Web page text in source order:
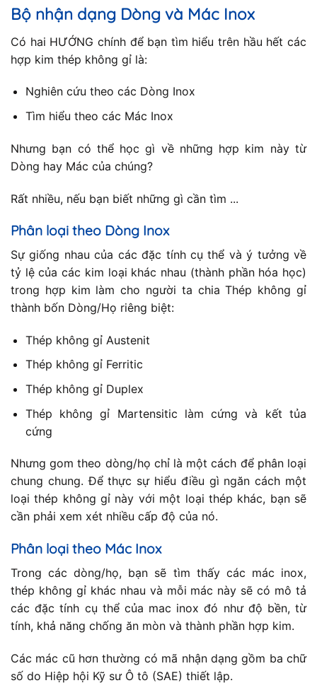
Bộ nhận dạng Dòng và Mác Inox
Có hai HƯỚNG chính để bạn tìm hiểu trên hầu hết các
hợp kim thép không gỉ là:
Nghiên cứu theo các Dòng Inox
Tìm hiểu theo các Mác Inox
Nhưng bạn có thể học gì về những hợp kim này từ
Dòng hay Mác của chúng?
Rất nhiều, nếu bạn biết những gì cần tìm ...
Phân loại theo Dòng Inox
Sự giống nhau của các đặc tính cụ thể và ý tưởng về
tỷ lệ của các kim loại khác nhau (thành phần hóa học)
trong hợp kim làm cho người ta chia Thép không gỉ
thành bốn Dòng/Họ riêng biệt:
Thép không gỉ Austenit
Thép không gỉ Ferritic
Thép không gỉ Duplex
Thép không gỉ Martensitic làm cứng và kết tủa
cứng
Nhưng gom theo dòng/họ chỉ là một cách để phân loại
chung chung. Để thực sự hiểu điều gì ngăn cách một
loại thép không gỉ này với một loại thép khác, bạn sẽ
cần phải xem xét nhiều cấp độ của nó.
Phân loại theo Mác Inox
Trong các dòng/họ, bạn sẽ tìm thấy các mác inox,
thép không gỉ khác nhau và mỗi mác này sẽ có mô tả
các đặc tính cụ thể của mac inox đó như độ bền, từ
tính, khả năng chống ăn mòn và thành phần hợp kim.
Các mác cũ hơn thường có mã nhận dạng gồm ba chữ
số do Hiệp hội Kỹ sư Ô tô (SAE) thiết lập.